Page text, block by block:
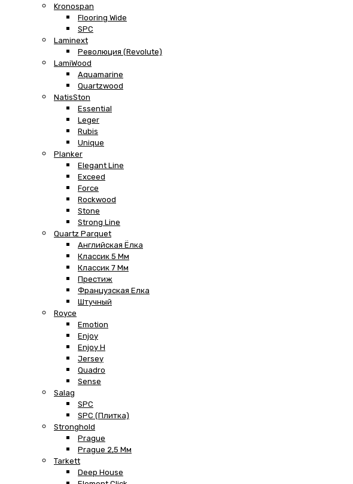
Kronospan
Flooring Wide
SPC
Laminext
Революция (Revolute)
LamiWood
Aquamarine
Quartzwood
NatisSton
Essential
Leger
Rubis
Unique
Planker
Elegant Line
Exceed
Force
Rockwood
Stone
Strong Line
Quartz Parquet
Английская Ёлка
Классик 5 Мм
Классик 7 Мм
Престиж
Французская Елка
Штучный
Royce
Emotion
Enjoy
Enjoy H
Jersey
Quadro
Sense
Salag
SPC
SPC (плитка)
Stronghold
Prague
Prague 2,5 Мм
Tarkett
Deep House